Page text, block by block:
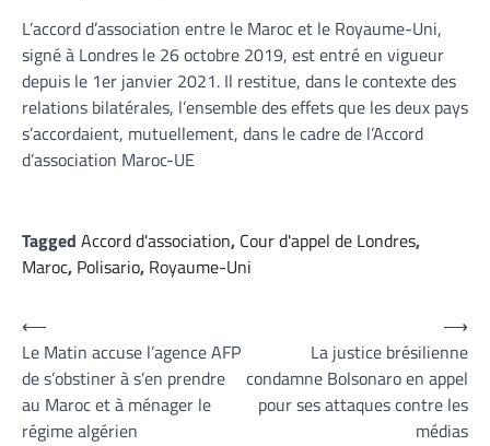
L’accord d’association entre le Maroc et le Royaume-Uni,
signé à Londres le 26 octobre 2019, est entré en vigueur
depuis le 1er janvier 2021. Il restitue, dans le contexte des
relations bilatérales, l’ensemble des effets que les deux pays
s’accordaient, mutuellement, dans le cadre de l’Accord
d’association Maroc-UE
Tagged Accord d'association, Cour d'appel de Londres,
Maroc, Polisario, Royaume-Uni
Navigation
de
l’article
⟵
Le Matin accuse l’agence AFP
de s’obstiner à s’en prendre
au Maroc et à ménager le
régime algérien
La justice brésilienne
condamne Bolsonaro en appel
pour ses attaques contre les
médias
⟶